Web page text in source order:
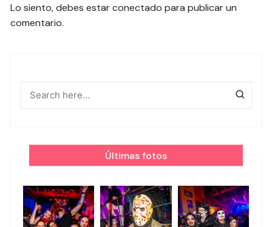
Lo siento, debes estarconectado para publicar un
comentario.
Últimas fotos